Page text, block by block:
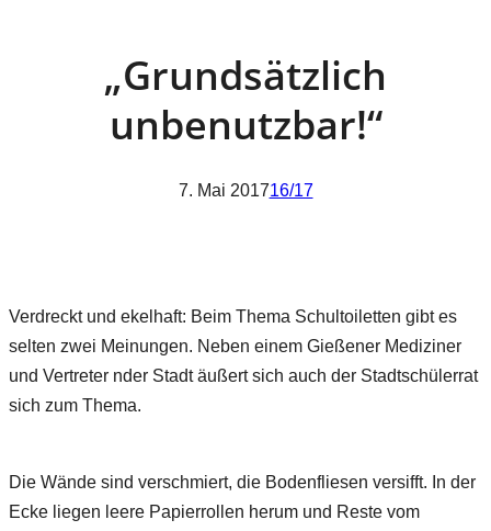
„Grundsätzlich
unbenutzbar!“
7. Mai 201716/17
Verdreckt und ekelhaft: Beim Thema Schultoiletten gibt es
selten zwei Meinungen. Neben einem Gießener Mediziner
und Vertreter nder Stadt äußert sich auch der Stadtschülerrat
sich zum Thema.
Die Wände sind verschmiert, die Bodenfliesen versifft. In der
Ecke liegen leere Papierrollen herum und Reste vom